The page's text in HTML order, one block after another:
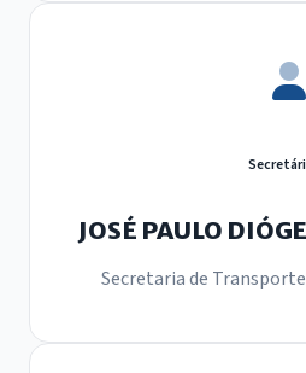
JOSÉ PAULO
Secretaria de